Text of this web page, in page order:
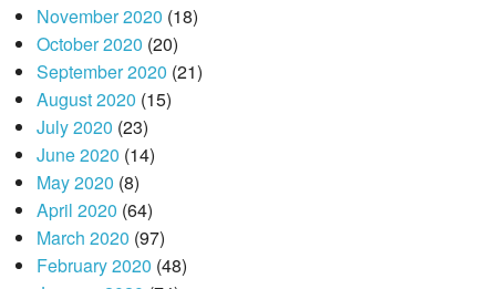
November 2020 (18)
October 2020 (20)
September 2020 (21)
August 2020 (15)
July 2020 (23)
June 2020 (14)
May 2020 (8)
April 2020 (64)
March 2020 (97)
February 2020 (48)